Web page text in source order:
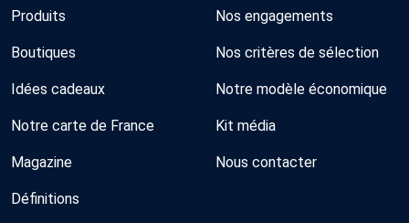
Produits
Boutiques
Idées cadeaux
Notre carte de France
Magazine
Définitions
Nos engagements
Nos critères de sélection
Notre modèle économique
Kit média
Nous contacter